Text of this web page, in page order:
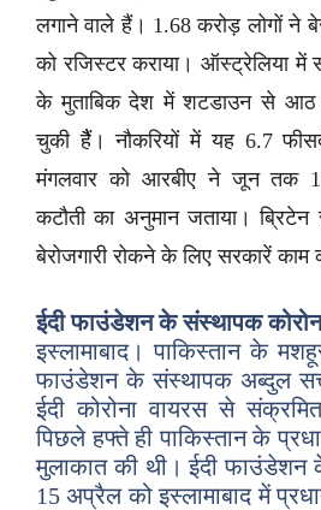
लगाने वाले हैं। 1.68 करोड़ लोगों ने
को रजिस्टर कराया। ऑस्ट्रेलिया में
के मुताबिक देश में शटडाउन से आठ
चुकी हैैं। नौकरियों में यह 6.7
मंगलवार को आरबीए ने जून तक
कटौती का अनुमान जताया। ब्रिटेन
बेरोजगारी रोकने के लिए सरकारें काम
ईदी फाउंडेशन के संस्थापक
इस्लामाबाद। पाकिस्तान के
फाउंडेशन के संस्थापक अब्दुल
ईदी कोरोना वायरस से
पिछले हफ्ते ही पाकिस्तान के
मुलाकात की थी। ईदी फाउंडेशन
15 अप्रैल को इस्लामाबाद में